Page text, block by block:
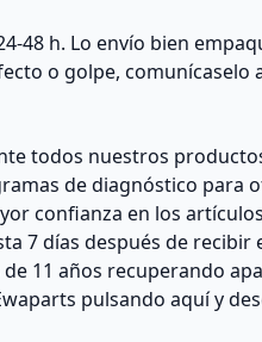
48 h. Lo envío bien
o golpe,
todos nuestros
de diagnóstico para
confianza en los
7 días después de recibir
11 años recuperando
pulsando aquí y